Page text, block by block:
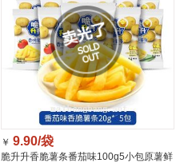
￥ 9.90/袋
脆升升香脆薯条番茄味100g5小包原薯鲜